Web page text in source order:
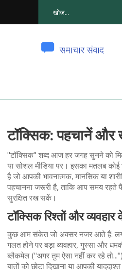
टॉक्सिक: पहचानें और
"टॉक्सिक" शब्द आज हर जगह सुनने को
या सोशल मीडिया पर। इसका मतलब कोई
है जो आपकी भावनात्मक, मानसिक या
पहचानना जरूरी है, ताकि आप समय
सुरक्षित रख सकें।
टॉक्सिक रिश्तों और
कुछ आम संकेत जो अक्सर नजर आते हैं:
गलत होने पर बड़ा व्यवहार, गुस्सा और
ब्लैकमेल ("अगर तुम ऐसा नहीं कर रहे
बातों को छोटा दिखाना या आपकी